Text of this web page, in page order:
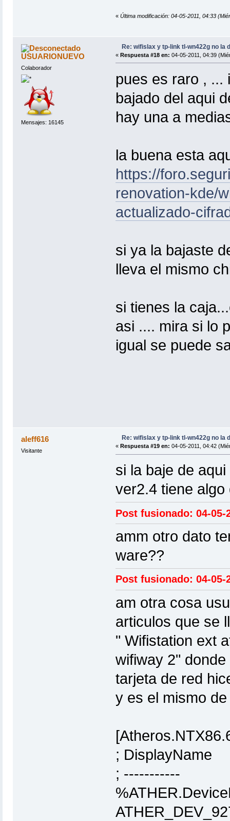
« Última modificación: 04-05-2011, 04:33
USUARIONUEVO
Colaborador
Mensajes: 16145
Re: wifislax y tp-link tl-wn422g no la
« Respuesta #18 en: 04-05-2011, 04:39
pues es raro , ...
bajado del aqui
hay una a
la buena esta
https://
renovation-kde/
actualizado-
si ya la bajaste
lleva el mismo
si tienes la
asi .... mira si lo
igual se puede
aleff616
Visitante
Re: wifislax y tp-link tl-wn422g no la
« Respuesta #19 en: 04-05-2011, 04:42
si la baje de
ver2.4 tiene algo
Post fusionado: 04-05-
amm otro dato
ware??
Post fusionado: 04-05-
am otra cosa
articulos que se
" Wifistation ext
wifiway 2"
tarjeta de red
y es el mismo
;
;